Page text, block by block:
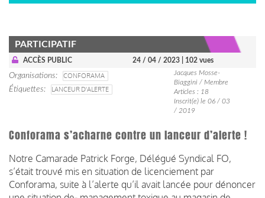
PARTICIPATIF
ACCÈS PUBLIC 24 / 04 / 2023 | 102 vues
Organisations
CONFORAMA
Étiquettes
LANCEUR D'ALERTE
Jacques Mosse-
Biaggini / Membre
Articles : 18
Inscrit(e) le 06 / 03
/ 2019
Conforama s’acharne contre un lanceur d’alerte !
Notre Camarade Patrick Forge, Délégué Syndical FO,
s’était trouvé mis en situation de licenciement par
Conforama, suite à l’alerte qu’il avait lancée pour dénoncer